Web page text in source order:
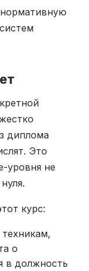
диплома
Это
уровня не
курс:
о
в должность